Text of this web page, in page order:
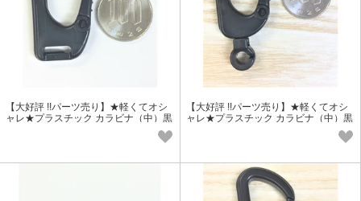
【大好評 !!パーツ売り】★軽くてオシ
ャレ★プラスチック カラビナ（中）黒
【大好評 !!パーツ売り】★軽くてオシ
ャレ★プラスチック カラビナ（中）黒